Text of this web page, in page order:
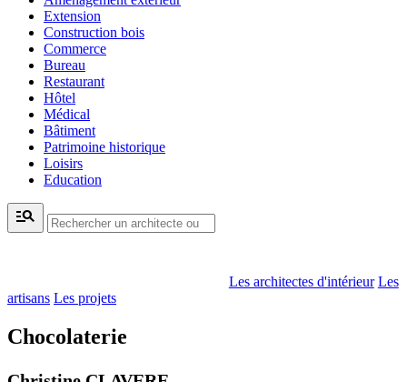
Extension
Construction bois
Commerce
Bureau
Restaurant
Hôtel
Médical
Bâtiment
Patrimoine historique
Loisirs
Education
manage_search
Les architectes d'intérieur Les
artisans Les projets
Chocolaterie